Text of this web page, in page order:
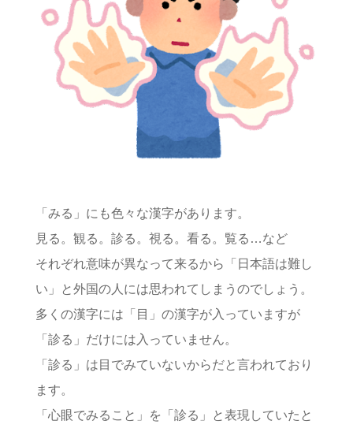
「みる」にも色々な漢字があります。
見る。観る。診る。視る。看る。覧る…など
それぞれ意味が異なって来るから「日本語は難し
い」と外国の人には思われてしまうのでしょう。
多くの漢字には「目」の漢字が入っていますが
「診る」だけには入っていません。
「診る」は目でみていないからだと言われており
ます。
「心眼でみること」を「診る」と表現していたと